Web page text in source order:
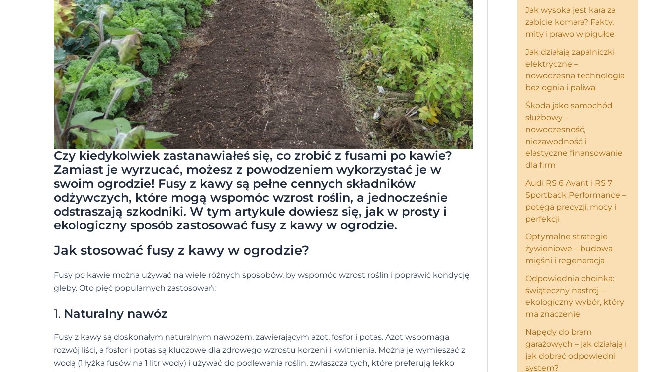
Czy kiedykolwiek zastanawiałeś się, co zrobić z fusami po kawie?
Zamiast je wyrzucać, możesz z powodzeniem wykorzystać je w
swoim ogrodzie! Fusy z kawy są pełne cennych składników
odżywczych, które mogą wspomóc wzrost roślin, a jednocześnie
odstraszają szkodniki. W tym artykule dowiesz się, jak w prosty i
ekologiczny sposób zastosować fusy z kawy w ogrodzie.
Jak stosować fusy z kawy w ogrodzie?
Fusy po kawie można używać na wiele różnych sposobów, by wspomóc wzrost roślin i poprawić kondycję
gleby. Oto pięć popularnych zastosowań:
1. Naturalny nawóz
Fusy z kawy są doskonałym naturalnym nawozem, zawierającym azot, fosfor i potas. Azot wspomaga
rozwój liści, a fosfor i potas są kluczowe dla zdrowego wzrostu korzeni i kwitnienia. Można je wymieszać z
wodą (1 łyżka fusów na 1 litr wody) i używać do podlewania roślin, zwłaszcza tych, które preferują lekko
Jak wysoka jest kara za
zabicie komara? Fakty,
mity i prawo w pigułce
Jak działają zapalniczki
elektryczne –
nowoczesna technologia
bez ognia i paliwa
Škoda jako samochód
służbowy –
nowoczesność,
niezawodność i
elastyczne finansowanie
dla firm
Audi RS 6 Avant i RS 7
Sportback Performance –
potęga precyzji, mocy i
perfekcji
Optymalne strategie
żywieniowe – budowa
mięśni i regeneracja
Odpowiednia choinka:
świąteczny nastrój –
ekologiczny wybór, który
ma znaczenie
Napędy do bram
garażowych – jak działają i
jak dobrać odpowiedni
system?